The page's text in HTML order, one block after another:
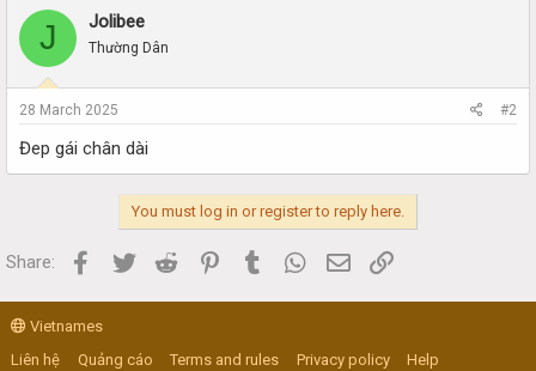
J Jolibee
Thường Dân
28 March 2025 #2
Đep gái chân dài
You must log in or register to reply here.
Share: Facebook
Twitter Reddit PinterestTumblr WhatsApp
Email
Vietnames
Liên hệ
Quảng cáo Terms and rules Privacy policy
Help